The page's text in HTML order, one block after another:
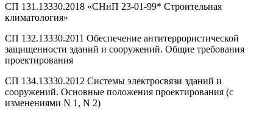
СП 131.13330.2018 «СНиП 23-01-99* Строительная
климатология»
СП 132.13330.2011 Обеспечение антитеррористической
защищенности зданий и сооружений. Общие требования
проектирования
СП 134.13330.2012 Системы электросвязи зданий и
сооружений. Основные положения проектирования (с
изменениями N 1, N 2)